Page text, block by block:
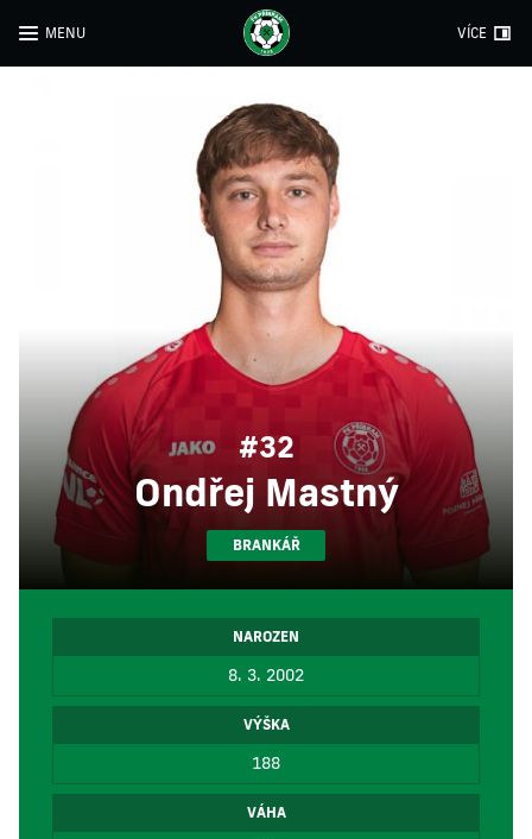
MENU VÍCE
#32
Ondřej Mastný
BRANKÁŘ
NAROZEN
8. 3. 2002
VÝŠKA
188
VÁHA